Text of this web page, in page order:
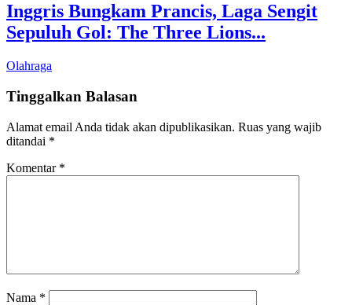
Inggris Bungkam Prancis, Laga Sengit
Sepuluh Gol: The Three Lions...
Olahraga
Tinggalkan Balasan
Alamat email Anda tidak akan dipublikasikan. Ruas yang wajib
ditandai *
Komentar *
Nama *